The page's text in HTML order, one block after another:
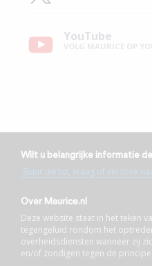
YouTube
Wilt u belangrijke informatie
Stuur uw tip, vraag of verzoek
Over Maurice.nl
Deze website staat in het teken
tegengeluid rondom het
overheidsdiensten wanneer zij
en/of zondigen tegen de